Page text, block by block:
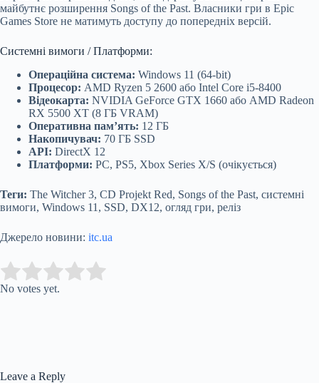
майбутнє розширення Songs of the Past. Власники гри в Epic
Games Store не матимуть доступу до попередніх версій.
Системні вимоги / Платформи:
Операційна система: Windows 11 (64-bit)
Процесор: AMD Ryzen 5 2600 або Intel Core i5-8400
Відеокарта: NVIDIA GeForce GTX 1660 або AMD Radeon
RX 5500 XT (8 ГБ VRAM)
Оперативна пам’ять: 12 ГБ
Накопичувач: 70 ГБ SSD
API: DirectX 12
Платформи: PC, PS5, Xbox Series X/S (очікується)
Теги: The Witcher 3, CD Projekt Red, Songs of the Past, системні
вимоги, Windows 11, SSD, DX12, огляд гри, реліз
Джерело новини: itc.ua
Rate this item:
No votes yet.
Leave a Reply